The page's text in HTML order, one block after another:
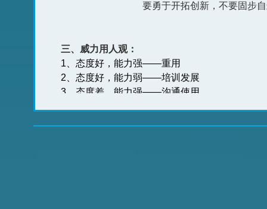
要勇于开拓创新，不要固步
三、威力用人观：
1、态度好，能力强——重用
2、态度好，能力弱——培训发展
3、态度差，能力强——沟通使用